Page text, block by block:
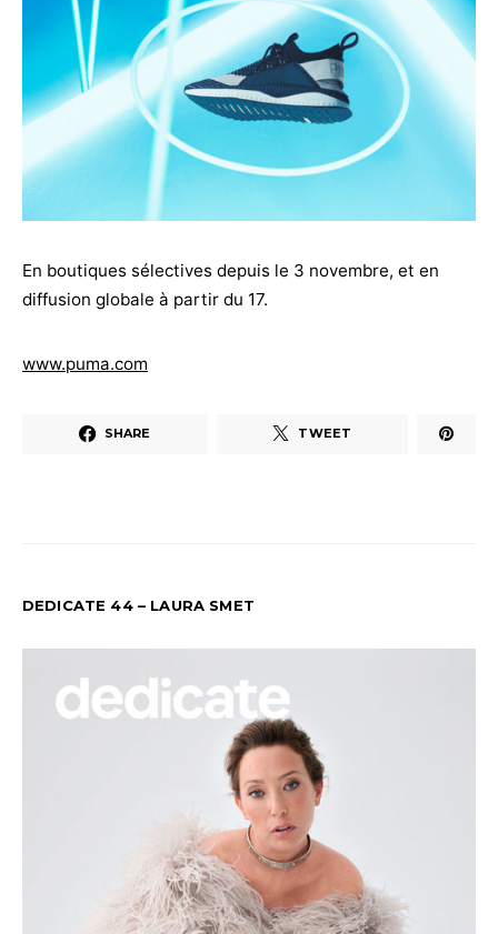
En boutiques sélectives depuis le 3 novembre, et en
diffusion globale à partir du 17.
www.puma.com
SHARE TWEET
DEDICATE 44 – LAURA SMET